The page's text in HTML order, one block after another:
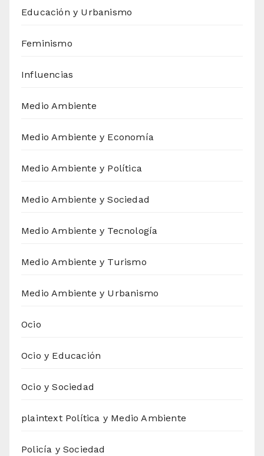
Educación y Urbanismo
Feminismo
Influencias
Medio Ambiente
Medio Ambiente y Economía
Medio Ambiente y Política
Medio Ambiente y Sociedad
Medio Ambiente y Tecnología
Medio Ambiente y Turismo
Medio Ambiente y Urbanismo
Ocio
Ocio y Educación
Ocio y Sociedad
plaintext Política y Medio Ambiente
Policía y Sociedad